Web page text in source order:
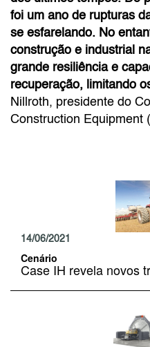
foi um ano de rupturas
se esfarelando. No
construção e industrial
grande resiliência e
recuperação, limitando
Nillroth, presidente do
Construction Equipment
14/06/2021
Cenário
Case IH revela novos